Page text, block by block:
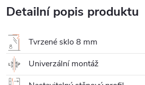
Detailní popis produktu
Tvrzené sklo 8 mm
Univerzální montáž